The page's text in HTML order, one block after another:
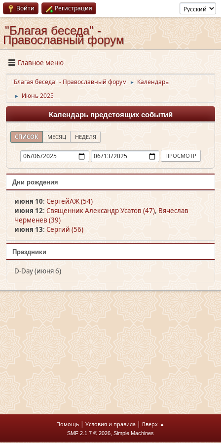
Войти Регистрация
"Благая беседа" -
Православный форум
Главное меню
"Благая беседа" - Православный форум ► Календарь
► Июнь 2025
Календарь предстоящих событий
СПИСОК МЕСЯЦ НЕДЕЛЯ
Дни рождения
июня 10: СергейАЖ (54)
июня 12: Священник Александр Усатов (47), Вячеслав
Черменев (39)
июня 13: Сергий (56)
Праздники
D-Day (июня 6)
Помощь | Условия и правила | Вверх ▲
SMF 2.1.7 © 2026, Simple Machines